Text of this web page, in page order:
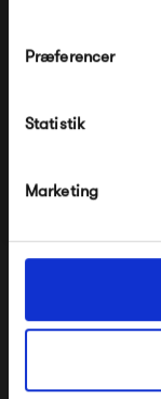
Præferencer
Statistik
Marketing
Fermob
Table 207 x
*Ved at tilmelde